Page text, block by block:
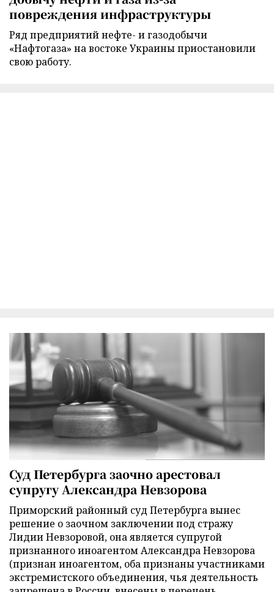
повреждения инфраструктуры
Ряд предприятий нефте- и газодобычи
«Нафтогаза» на востоке Украины приостановили
свою работу.
Суд Петербурга заочно арестовал
супругу Александра Невзорова
Приморский районный суд Петербурга вынес
решение о заочном заключении под стражу
Лидии Невзоровой, она является супругой
признанного иноагентом Александра Невзорова
(признан иноагентом, оба признаны участниками
экстремистского объединения, чья деятельность